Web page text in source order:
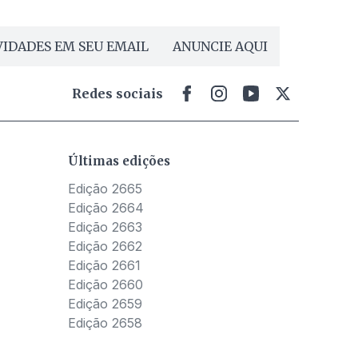
EM SEU EMAIL ANUNCIE AQUI
Redes sociais
Últimas edições
Edição 2665
Edição 2664
Edição 2663
Edição 2662
Edição 2661
Edição 2660
Edição 2659
Edição 2658